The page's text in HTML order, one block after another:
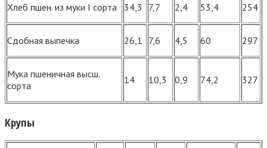
Хлеб пшен. из муки I сорта 34,3 7,7 2,4 53,4 254
Сдобная выпечка 26,1 7,6 4,5 60 297
Мука пшеничная высш.
сорта
14 10,3 0,9 74,2 327
Крупы